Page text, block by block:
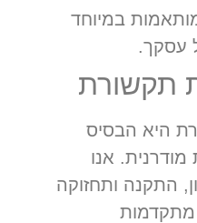
במיוחד
עסקך.
תקשורת
היא הבסיס
אנו
התקנה ותחזוקה